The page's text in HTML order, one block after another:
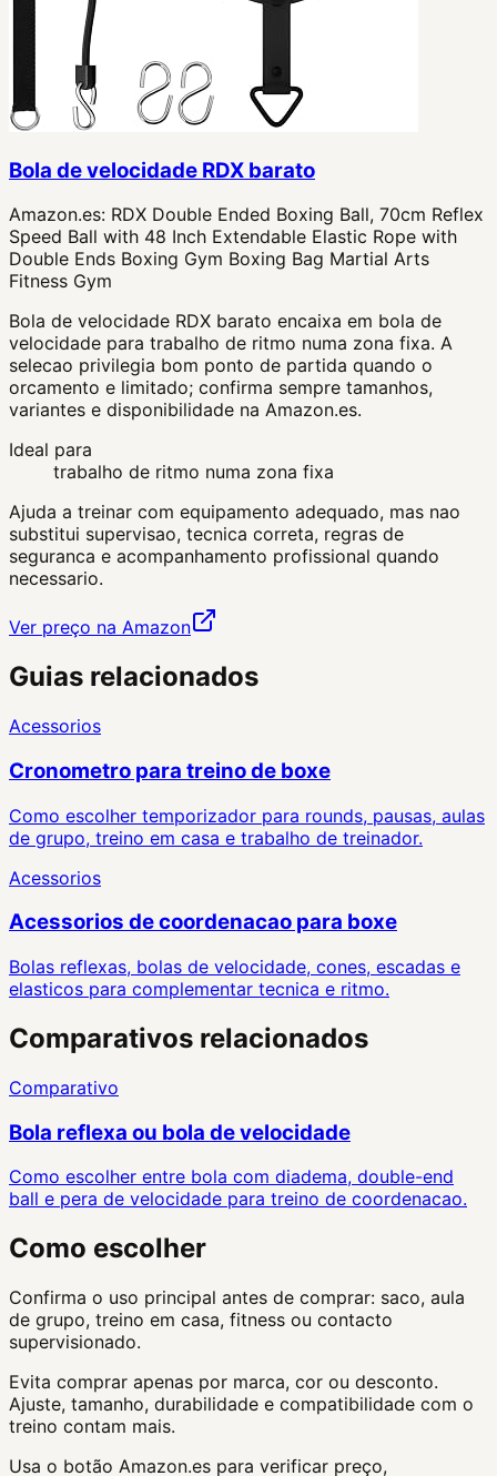
Bola de velocidade RDX barato
Amazon.es: RDX Double Ended Boxing Ball, 70cm Reflex
Speed Ball with 48 Inch Extendable Elastic Rope with
Double Ends Boxing Gym Boxing Bag Martial Arts
Fitness Gym
Bola de velocidade RDX barato encaixa em bola de
velocidade para trabalho de ritmo numa zona fixa. A
selecao privilegia bom ponto de partida quando o
orcamento e limitado; confirma sempre tamanhos,
variantes e disponibilidade na Amazon.es.
Ideal para
trabalho de ritmo numa zona fixa
Ajuda a treinar com equipamento adequado, mas nao
substitui supervisao, tecnica correta, regras de
seguranca e acompanhamento profissional quando
necessario.
Ver preço na Amazon
Guias relacionados
Acessorios
Cronometro para treino de boxe
Como escolher temporizador para rounds, pausas, aulas
de grupo, treino em casa e trabalho de treinador.
Acessorios
Acessorios de coordenacao para boxe
Bolas reflexas, bolas de velocidade, cones, escadas e
elasticos para complementar tecnica e ritmo.
Comparativos relacionados
Comparativo
Bola reflexa ou bola de velocidade
Como escolher entre bola com diadema, double-end
ball e pera de velocidade para treino de coordenacao.
Como escolher
Confirma o uso principal antes de comprar: saco, aula
de grupo, treino em casa, fitness ou contacto
supervisionado.
Evita comprar apenas por marca, cor ou desconto.
Ajuste, tamanho, durabilidade e compatibilidade com o
treino contam mais.
Usa o botão Amazon.es para verificar preço,